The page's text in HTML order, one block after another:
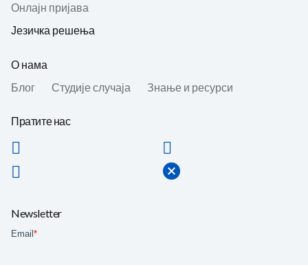
Онлајн пријава
Језичка решења
О нама
Блог
Студије случаја Знање и ресурси
Пратите нас
Newsletter